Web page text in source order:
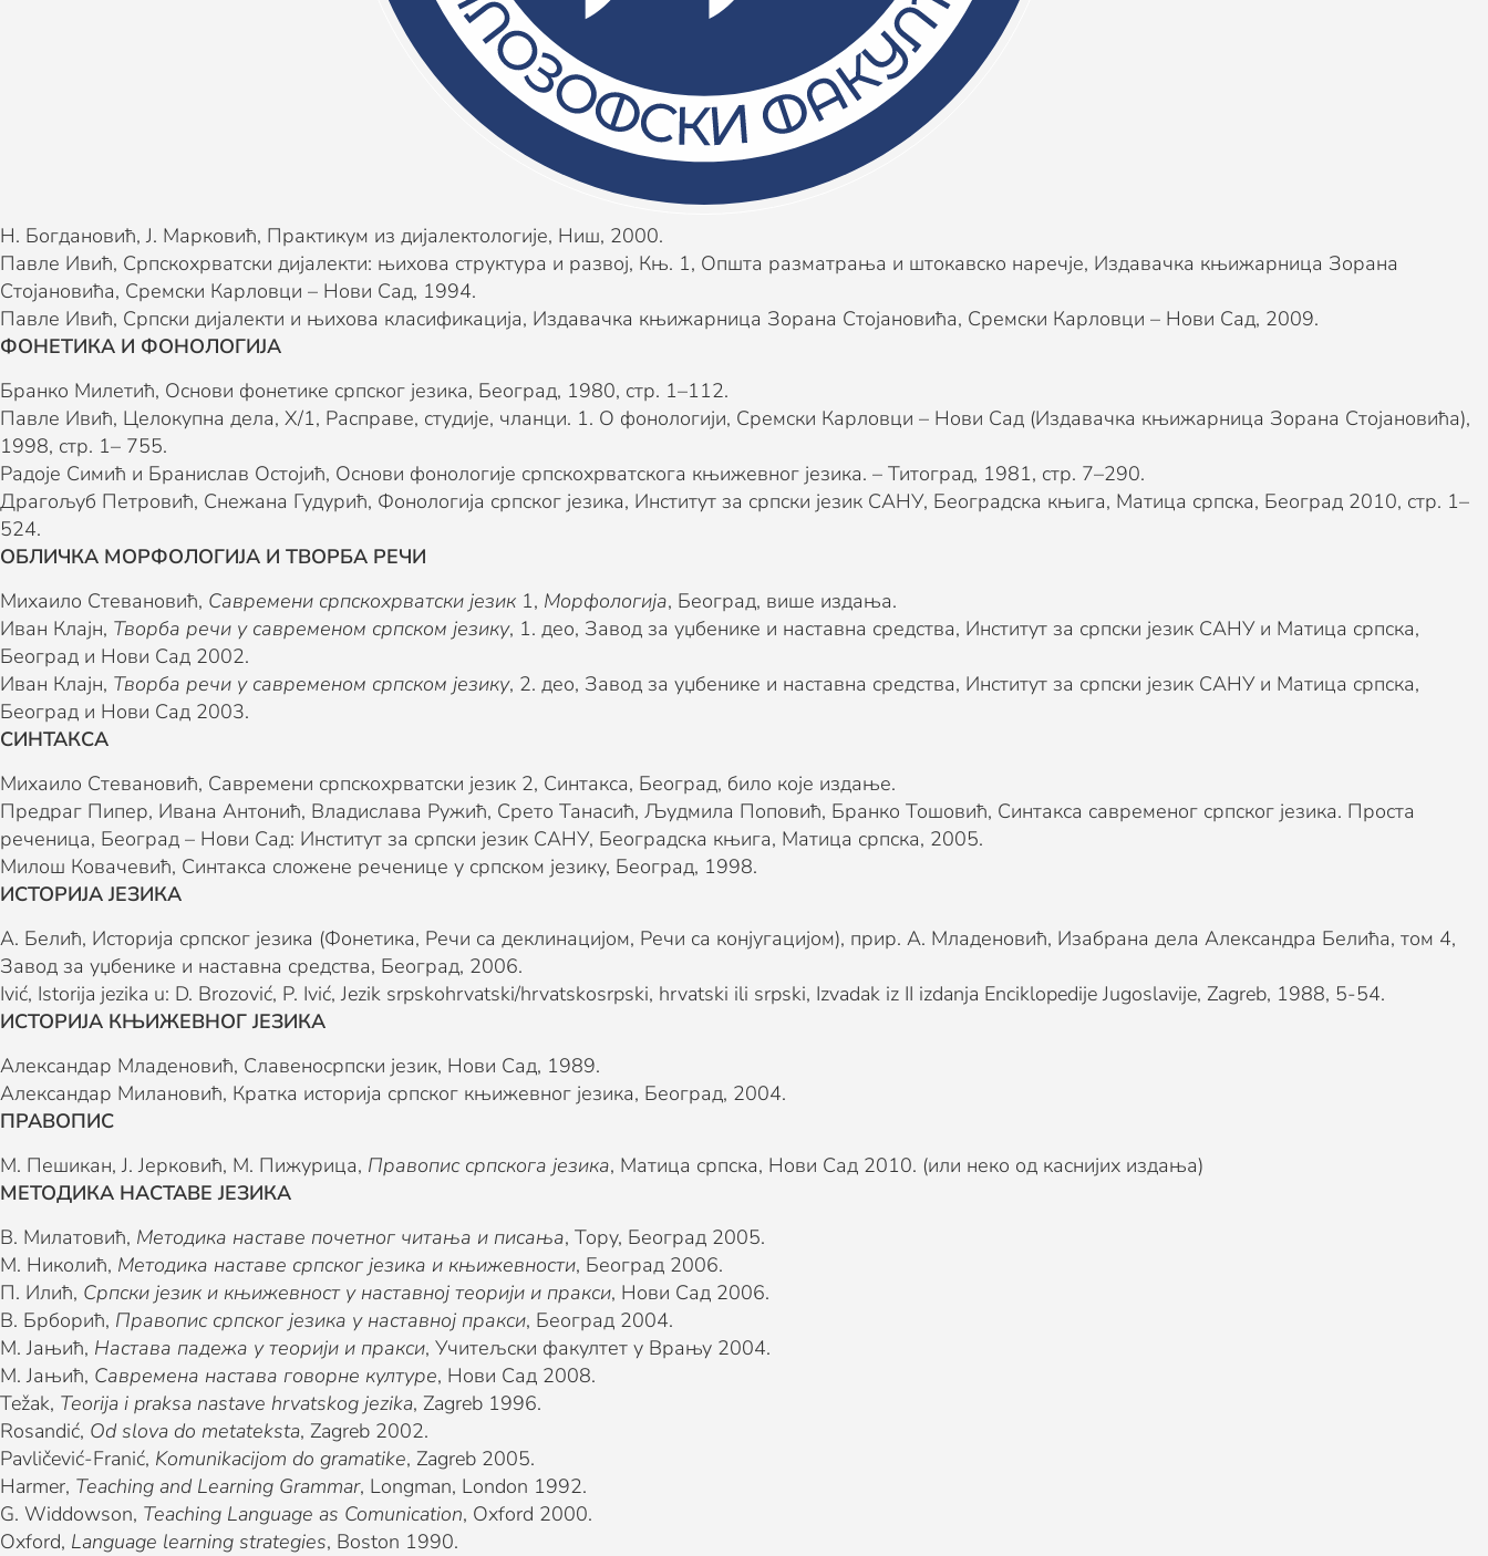
Ранко Бугарски, Увод у лингвистику (било које издање)
Ašić, Tijana. Nauka o jeziku. Beograd: Beobook; Kragujevac: FILUM, 2011 (Beograd : Margo-art).
Јордана Марковић, Надежда Јовић, Старословенски језик: граматика, вежбања, текстови, Филозофски факултет у Нишу, Ниш 2014. (и каснија издања) или
било који други уџбеник из области старословенског језика
Н. Богдановић, Ј. Марковић, Практикум из дијалектологије, Ниш, 2000.
Павле Ивић, Српскохрватски дијалекти: њихова структура и развој, Књ. 1, Општа разматрања и штокавско наречје, Издавачка књижарница Зорана
Стојановића, Сремски Карловци – Нови Сад, 1994.
Павле Ивић, Српски дијалекти и њихова класификација, Издавачка књижарница Зорана Стојановића, Сремски Карловци – Нови Сад, 2009.
ФОНЕТИКА И ФОНОЛОГИЈА
Бранко Милетић, Основи фонетике српског језика, Београд, 1980, стр. 1–112.
Павле Ивић, Целокупна дела, X/1, Расправе, студије, чланци. 1. О фонологији, Сремски Карловци – Нови Сад (Издавачка књижарница Зорана Стојановића),
1998, стр. 1– 755.
Радоје Симић и Бранислав Остојић, Основи фонологије српскохрватскога књижевног језика. – Титоград, 1981, стр. 7–290.
Драгољуб Петровић, Снежана Гудурић, Фонологија српског језика, Институт за српски језик САНУ, Београдска књига, Матица српска, Београд 2010, стр. 1–
524.
ОБЛИЧКА МОРФОЛОГИЈА И ТВОРБА РЕЧИ
Михаило Стевановић, Савремени српскохрватски језик 1, Морфологија, Београд, више издања.
Иван Клајн, Творба речи у савременом српском језику, 1. део, Завод за уџбенике и наставна средства, Институт за српски језик САНУ и Матица српска,
Београд и Нови Сад 2002.
Иван Клајн, Творба речи у савременом српском језику, 2. део, Завод за уџбенике и наставна средства, Институт за српски језик САНУ и Матица српска,
Београд и Нови Сад 2003.
СИНТАКСА
Михаило Стевановић, Савремени српскохрватски језик 2, Синтакса, Београд, било које издање.
Предраг Пипер, Ивана Антонић, Владислава Ружић, Срето Танасић, Људмила Поповић, Бранко Тошовић, Синтакса савременог српског језика. Проста
реченица, Београд – Нови Сад: Институт за српски језик САНУ, Београдска књига, Матица српска, 2005.
Милош Ковачевић, Синтакса сложене реченице у српском језику, Београд, 1998.
ИСТОРИЈА ЈЕЗИКА
А. Белић, Историја српског језика (Фонетика, Речи са деклинацијом, Речи са конјугацијом), прир. А. Младеновић, Изабрана дела Александра Белића, том 4,
Завод за уџбенике и наставна средства, Београд, 2006.
Ivić, Istorija jezika u: D. Brozović, P. Ivić, Jezik srpskohrvatski/hrvatskosrpski, hrvatski ili srpski, Izvadak iz II izdanja Enciklopedije Jugoslavije, Zagreb, 1988, 5-54.
ИСТОРИЈА КЊИЖЕВНОГ ЈЕЗИКА
Александар Младеновић, Славеносрпски језик, Нови Сад, 1989.
Александар Милановић, Кратка историја српског књижевног језика, Београд, 2004.
ПРАВОПИС
М. Пешикан, Ј. Јерковић, М. Пижурица, Правопис српскога језика, Матица српска, Нови Сад 2010. (или неко од каснијих издања)
МЕТОДИКА НАСТАВЕ ЈЕЗИКА
В. Милатовић, Методика наставе почетног читања и писања, Торy, Београд 2005.
М. Николић, Методика наставе српског језика и књижевности, Београд 2006.
П. Илић, Српски језик и књижевност у наставној теорији и пракси, Нови Сад 2006.
В. Брборић, Правопис српског језика у наставној пракси, Београд 2004.
М. Јањић, Настава падежа у теорији и пракси, Учитељски факултет у Врању 2004.
М. Јањић, Савремена настава говорне културе, Нови Сад 2008.
Težak, Teorija i praksa nastave hrvatskog jezika, Zagreb 1996.
Rosandić, Od slova do metateksta, Zagreb 2002.
Pavličević-Franić, Komunikacijom do gramatike, Zagreb 2005.
Harmer, Teaching and Learning Grammar, Longman, London 1992.
G. Widdowson, Teaching Language as Comunication, Oxford 2000.
Oxford, Language learning strategies, Boston 1990.